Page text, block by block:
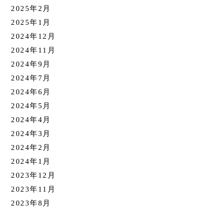
2025年2月
2025年1月
2024年12月
2024年11月
2024年9月
2024年7月
2024年6月
2024年5月
2024年4月
2024年3月
2024年2月
2024年1月
2023年12月
2023年11月
2023年8月